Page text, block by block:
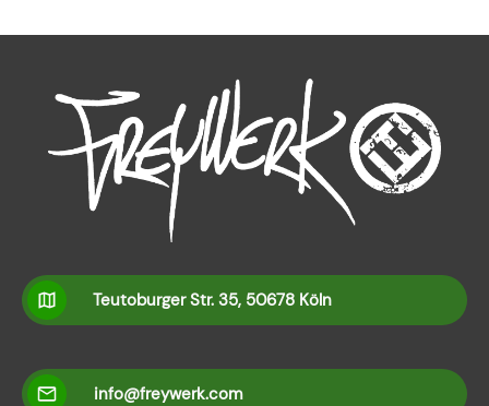
Teutoburger Str. 35, 50678 Köln
info@freywerk.com